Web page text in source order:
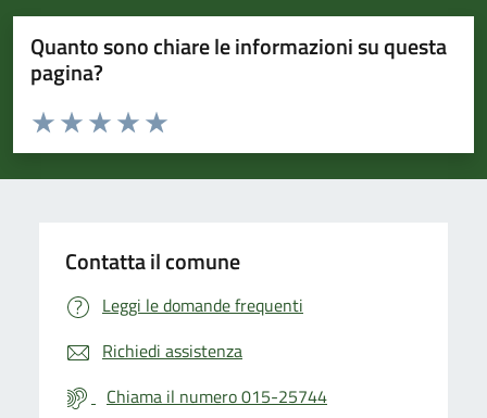
Quanto sono chiare le informazioni su questa
pagina?
Valuta da 1 a 5 stelle la pagina
Valuta 5 stelle su 5
Valuta 4 stelle su 5
Valuta 3 stelle su 5
Valuta 2 stelle su 5
Valuta 1 stelle su 5
Contatta il comune
Leggi le domande frequenti
Richiedi assistenza
Chiama il numero 015-25744